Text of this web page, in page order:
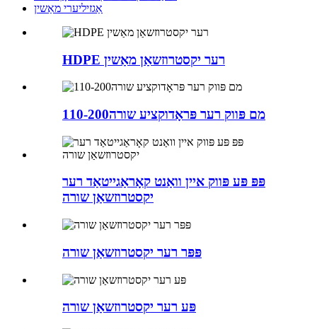
אַגזיליערי מאַשין
HDPE רער יקסטרוזשאַן מאַשין
110-200מם פּווק רער פּראָדוקציע שורה
פּפּ פּע פּווק איין וואַנט קאָראַגייטאַד רער
יקסטרוזשאַן שורה
פּפּר רער יקסטרוזשאַן שורה
פּע רער יקסטרוזשאַן שורה